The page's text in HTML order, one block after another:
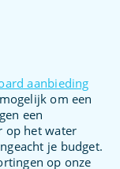
aanbieding
om een
een
op het water
je budget.
op onze